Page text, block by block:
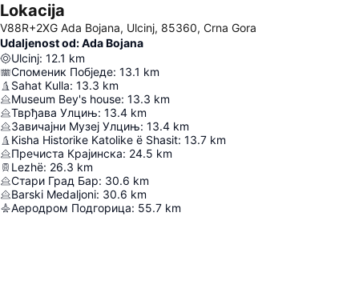
Lokacija
V88R+2XG Ada Bojana, Ulcinj, 85360, Crna Gora
Udaljenost od: Ada Bojana
Ulcinj: 12.1 km
Споменик Побједе: 13.1 km
Sahat Kulla: 13.3 km
Museum Bey's house: 13.3 km
Тврђава Улцињ: 13.4 km
Завичајни Музеј Улцињ: 13.4 km
Kisha Historike Katolike ë Shasit: 13.7 km
Пречиста Крајинска: 24.5 km
Lezhë: 26.3 km
Стари Град Бар: 30.6 km
Barski Medaljoni: 30.6 km
Аеродром Подгорица: 55.7 km